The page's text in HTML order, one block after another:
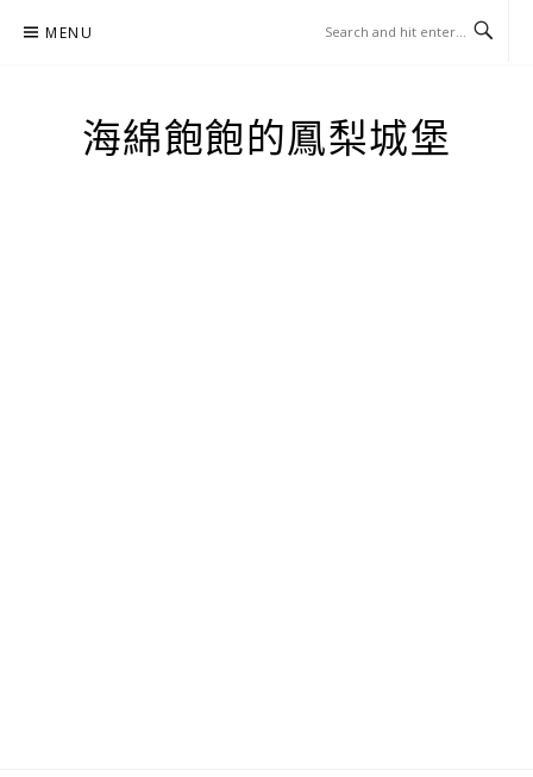
MENU
海綿飽飽的鳳梨城堡